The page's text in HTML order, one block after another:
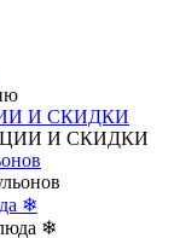
И СКИДКИ
❄